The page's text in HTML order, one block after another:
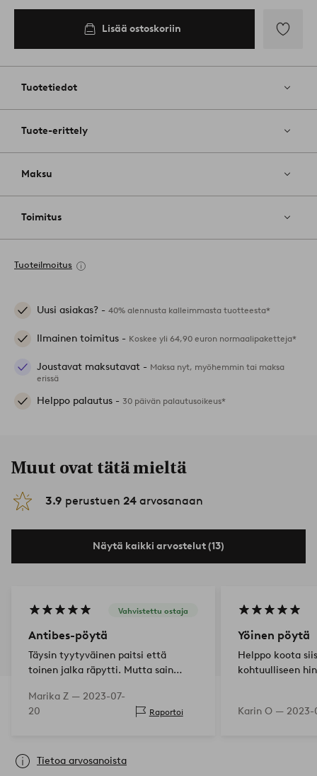
Lisää ostoskoriin
Tuotetiedot
Tuote-erittely
Maksu
Toimitus
Tuoteilmoitus
Uusi asiakas? - 40% alennusta kalleimmasta tuotteesta*
Ilmainen toimitus - Koskee yli 64,90 euron normaalipaketteja*
Joustavat maksutavat - Maksa nyt, myöhemmin tai maksa
erissä
Helppo palautus - 30 päivän palautusoikeus*
Muut ovat tätä mieltä
3.9 perustuen 24 arvosanaan
Näytä kaikki arvostelut (13)
Vahvistettu ostaja
Antibes-pöytä
Täysin tyytyväinen paitsi että
toinen jalka räpytti. Mutta sain
aurinkoisesta keltaisesta
pöydästäni.
Marika Z — 2023-07-
20
Raportoi
Yöinen pöytä
Helppo koota
kohtuulliseen
Karin O — 2023-
Tietoa arvosanoista